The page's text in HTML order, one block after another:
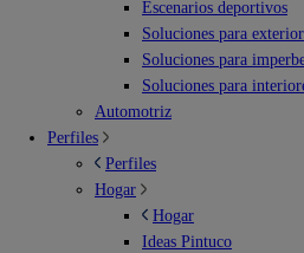
Escenarios deportivos
Soluciones para exterior
Soluciones para
Soluciones para
Automotriz
Perfiles
Perfiles
Hogar
Hogar
Ideas Pintuco